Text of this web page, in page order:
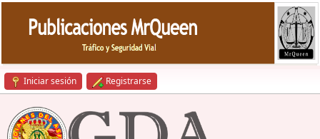
Iniciar sesión Registrarse